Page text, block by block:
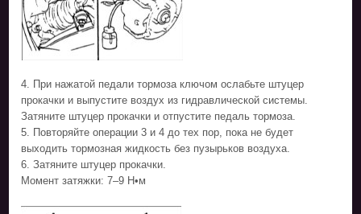
4. При нажатой педали тормоза ключом ослабьте штуцер
прокачки и выпустите воздух из гидравлической системы.
Затяните штуцер прокачки и отпустите педаль тормоза.
5. Повторяйте операции 3 и 4 до тех пор, пока не будет
выходить тормозная жидкость без пузырьков воздуха.
6. Затяните штуцер прокачки.
Момент затяжки: 7–9 Н•м